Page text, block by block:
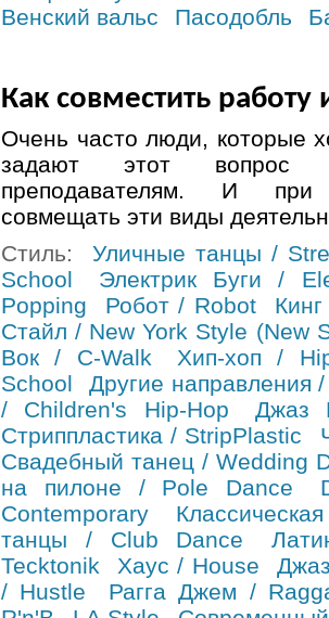
Венский вальс
Пасодобль
Как совместить работу
Очень часто люди, которые
задают этот вопрос
преподавателям. И при
совмещать эти виды
Стиль:
Уличные танцы /
School
Электрик Буги /
Popping
Робот / Robot
Стайл / New York Style (New
Вок / C-Walk
Хип-хоп /
School
Другие направления
/ Children's Hip-Hop
Джаз
Стриппластика / StripPlastic
Свадебный танец / Wedding
на пилоне / Pole Dance
Contemporary
танцы / Club Dance
Tecktonik
Хаус / House
/ Hustle
Рагга Джем /